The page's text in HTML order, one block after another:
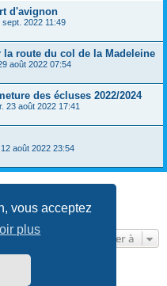
vous acceptez
plus
d'avignon
sept. 2022 11:49
la route du col de la Madeleine
août 2022 07:54
des écluses 2022/2024
23 août 2022 17:41
août 2022 23:54
sur13
2 3 4 5 … 13
Aller à
© phpBB Limited
fr.com